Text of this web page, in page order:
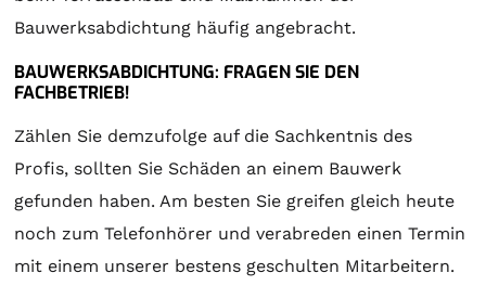
Bauwerksabdichtung häufig angebracht.
BAUWERKSABDICHTUNG: FRAGEN SIE DEN
FACHBETRIEB!
Zählen Sie demzufolge auf die Sachkentnis des
Profis, sollten Sie Schäden an einem Bauwerk
gefunden haben. Am besten Sie greifen gleich heute
noch zum Telefonhörer und verabreden einen Termin
mit einem unserer bestens geschulten Mitarbeitern.